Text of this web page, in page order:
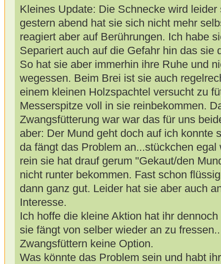
Kleines Update: Die Schnecke wird
gestern abend hat sie sich nicht mehr
reagiert aber auf Berührungen. Ich habe
Separiert auch auf die Gefahr hin das sie
So hat sie aber immerhin ihre Ruhe und
wegessen. Beim Brei ist sie auch
einem kleinen Holzspachtel versucht zu
Messerspitze voll in sie reinbekommen.
Zwangsfütterung war war das für uns
aber: Der Mund geht doch auf ich konnte
da fängt das Problem an...stückchen
rein sie hat drauf gerum "Gekaut/den
nicht runter bekommen. Fast schon
dann ganz gut. Leider hat sie aber auch
Interesse.
Ich hoffe die kleine Aktion hat ihr
sie fängt von selber wieder an zu
Zwangsfüttern keine Option.
Was könnte das Problem sein und habt